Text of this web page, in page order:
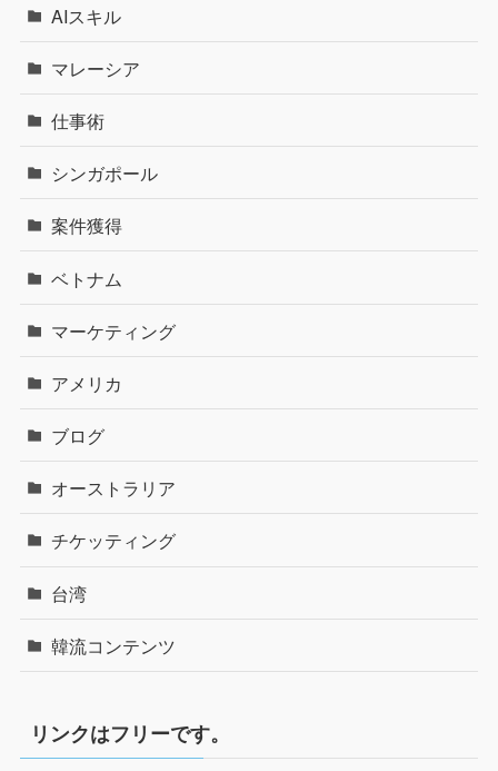
AIスキル
マレーシア
仕事術
シンガポール
案件獲得
ベトナム
マーケティング
アメリカ
ブログ
オーストラリア
チケッティング
台湾
韓流コンテンツ
リンクはフリーです。